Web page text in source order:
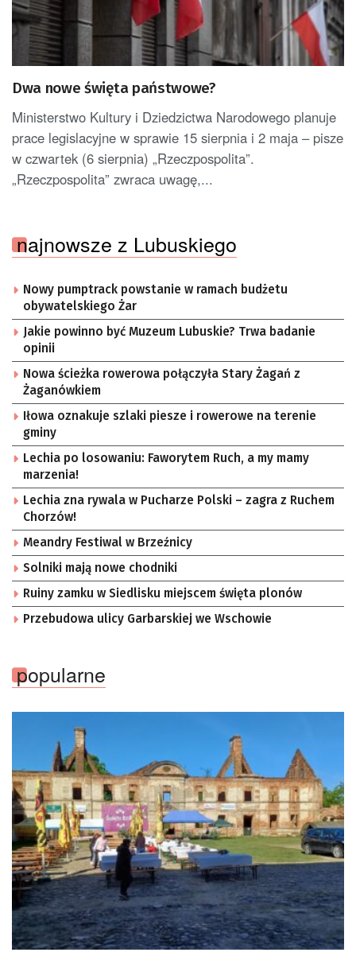
Dwa nowe święta państwowe?
Ministerstwo Kultury i Dziedzictwa Narodowego planuje
prace legislacyjne w sprawie 15 sierpnia i 2 maja – pisze
w czwartek (6 sierpnia) „Rzeczpospolita”.
„Rzeczpospolita” zwraca uwagę,...
najnowsze z Lubuskiego
Nowy pumptrack powstanie w ramach budżetu
obywatelskiego Żar
Jakie powinno być Muzeum Lubuskie? Trwa badanie
opinii
Nowa ścieżka rowerowa połączyła Stary Żagań z
Żaganówkiem
Iłowa oznakuje szlaki piesze i rowerowe na terenie
gminy
Lechia po losowaniu: Faworytem Ruch, a my mamy
marzenia!
Lechia zna rywala w Pucharze Polski – zagra z Ruchem
Chorzów!
Meandry Festiwal w Brzeźnicy
Solniki mają nowe chodniki
Ruiny zamku w Siedlisku miejscem święta plonów
Przebudowa ulicy Garbarskiej we Wschowie
popularne